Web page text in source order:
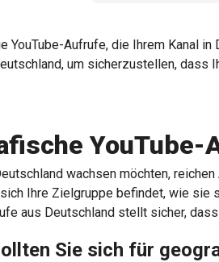
YouTube-Aufrufe, die Ihrem Kanal
um sicherzustellen, dass
wachsen möchten,
Ihre Zielgruppe befindet, wie sie
aus Deutschland stellt sicher,
Sie sich für